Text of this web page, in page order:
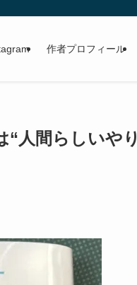
作者プロフィール
人間らしいやり